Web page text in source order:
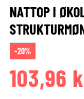
NATTOP I
-20%
103,96